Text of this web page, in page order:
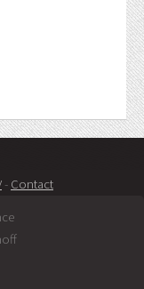
- Contact